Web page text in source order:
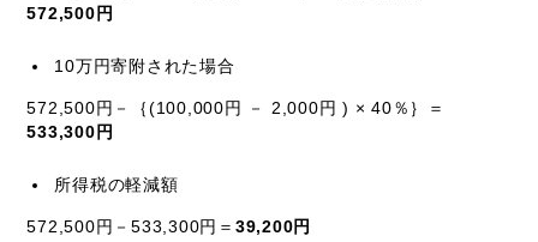
572,500円
10万円寄附された場合
572,500円－｛(100,000円 － 2,000円 ) × 40％｝＝
533,300円
所得税の軽減額
572,500円－533,300円＝ 39,200円